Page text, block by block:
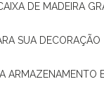
CAIXA DE MADEIRA
SUA DECORAÇÃO